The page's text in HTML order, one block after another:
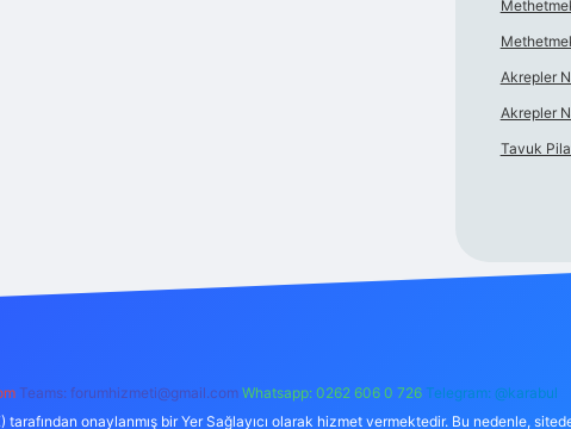
Akrepler
Akrepler
Tavuk
Teams: forumhizmeti@gmail.com Whatsapp: 0262 606 0 726 Telegram: @karabul
onaylanmış bir Yer Sağlayıcı olarak hizmet vermektedir. Bu nedenle,